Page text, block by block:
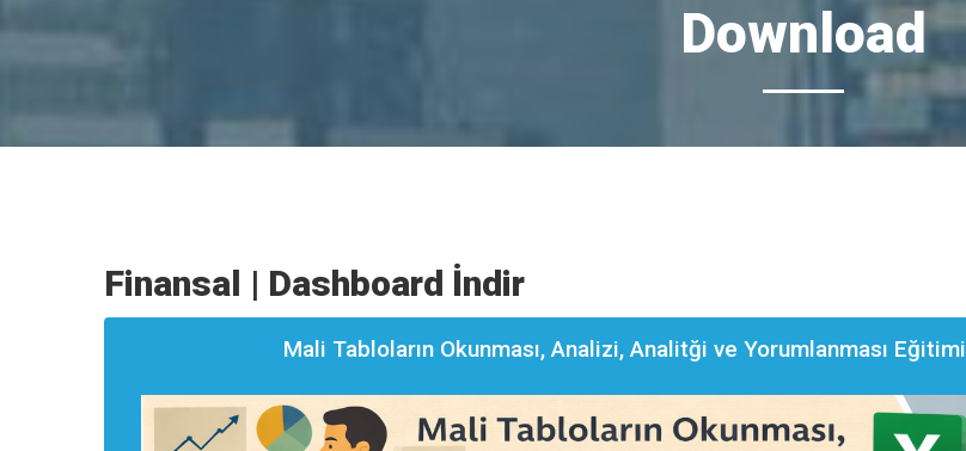
Download
Finansal | Dashboard İndir
Mali Tabloların Okunması, Analizi, Analitği ve Yorumlanması Eğitimi